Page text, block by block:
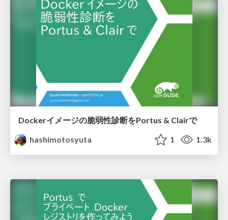
Dockerイメージの脆弱性診断をPortus & Clairで
hashimotosyuta
1 1.3k